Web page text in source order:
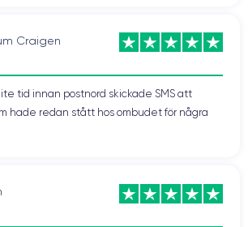
Craigen
tid innan postnord skickade SMS att
hade redan stått hos ombudet för några